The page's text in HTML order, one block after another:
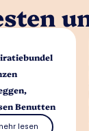
Benutten
lesen